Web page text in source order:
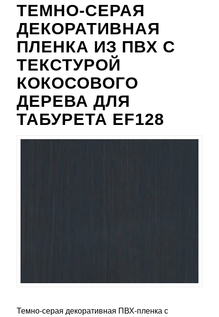
ТЕМНО-СЕРАЯ
ДЕКОРАТИВНАЯ
ПЛЕНКА ИЗ ПВХ С
ТЕКСТУРОЙ
КОКОСОВОГО
ДЕРЕВА ДЛЯ
ТАБУРЕТА EF128
Темно-серая декоративная ПВХ-пленка с